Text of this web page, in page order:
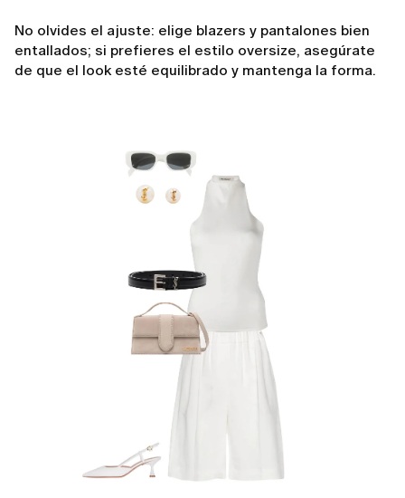
No olvides el ajuste: elige blazers y pantalones bien
entallados; si prefieres el estilo oversize, asegúrate
de que el look esté equilibrado y mantenga la forma.